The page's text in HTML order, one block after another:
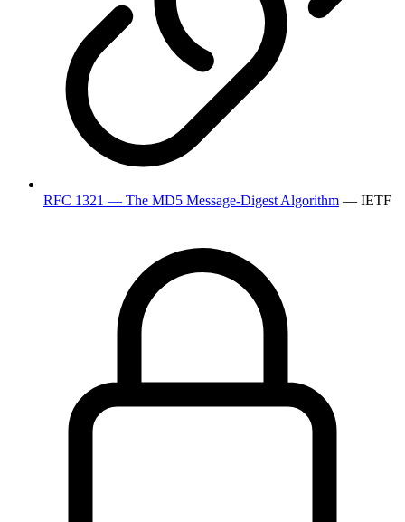
RFC 1321 — The MD5 Message-Digest Algorithm — IETF